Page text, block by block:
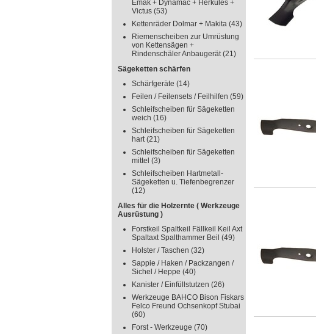
Emak + Dynamac + Herkules +
Victus (53)
Kettenräder Dolmar + Makita (43)
Riemenscheiben zur Umrüstung
von Kettensägen +
Rindenschäler Anbaugerät(21)
Sägeketten schärfen
Schärfgeräte (14)
Feilen / Feilensets / Feilhilfen (59)
Schleifscheiben für Sägeketten
weich (16)
Schleifscheiben für Sägeketten
hart(21)
Schleifscheiben für Sägeketten
mittel (3)
Schleifscheiben Hartmetall-
Sägeketten u. Tiefenbegrenzer
(12)
Alles für die Holzernte ( Werkzeuge
Ausrüstung )
Forstkeil Spaltkeil Fällkeil Keil Axt
Spaltaxt Spalthammer Beil (49)
Holster / Taschen (32)
Sappie / Haken / Packzangen /
Sichel / Heppe (40)
Kanister / Einfüllstutzen (26)
Werkzeuge BAHCO Bison Fiskars
Felco Freund Ochsenkopf Stubai
(60)
Forst - Werkzeuge (70)